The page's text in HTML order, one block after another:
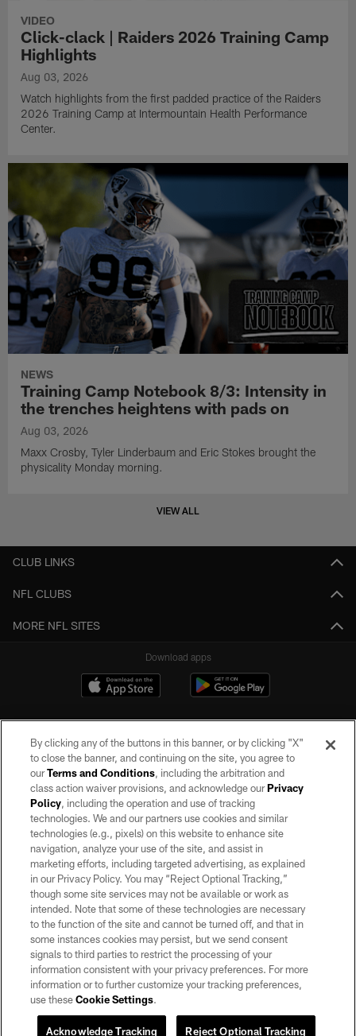
VIDEO
Click-clack | Raiders 2026 Training Camp
Highlights
Aug 03, 2026
Watch highlights from the first padded practice of the Raiders
2026 Training Camp at Intermountain Health Performance
Center.
NEWS
Training Camp Notebook 8/3: Intensity in
the trenches heightens with pads on
Aug 03, 2026
Maxx Crosby, Tyler Linderbaum and Eric Stokes brought the
physicality Monday morning.
VIEW ALL
CLUB LINKS
NFL CLUBS
MORE NFL SITES
Download apps
©2026 by the Las Vegas Raiders. All rights reserved. No portion of this site
may be reproduced without the express written permission of the Las Vegas
Raiders.
PRIVACY POLICY
TERMS OF SERVICE
ACCESSIBILITY
AD CHOICES
YOUR PRIVACY CHOICES
COOKIE SETTINGS
By clicking any of the buttons in this banner, or by clicking "X"
to close the banner, and continuing on the site, you agree to
ourTerms and Conditions, including the arbitration and
class action waiver provisions, and acknowledge ourPrivacy
Policy, including the operation and use of tracking
technologies. We and our partners use cookies and similar
technologies (e.g., pixels) on this website to enhance site
navigation, analyze your use of the site, and assist in
marketing efforts, including targeted advertising, as explained
in our Privacy Policy. You may “Reject Optional Tracking,”
though some site services may not be available or work as
intended. Note that some of these technologies are necessary
to the function of the site and cannot be turned off, and that in
some instances cookies may persist, but we send consent
signals to third parties to restrict the processing of your
information consistent with your privacy preferences. For more
information or to further customize your tracking preferences,
use theseCookie Settings.
Reject Optional Tracking
Acknowledge Tracking